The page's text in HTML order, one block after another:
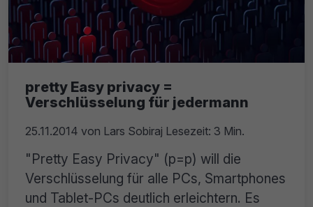
pretty Easy privacy =
Verschlüsselung für jedermann
25.11.2014 von Lars Sobiraj Lesezeit: 3 Min.
"Pretty Easy Privacy" (p=p) will die
Verschlüsselung für alle PCs, Smartphones
und Tablet-PCs deutlich erleichtern. Es